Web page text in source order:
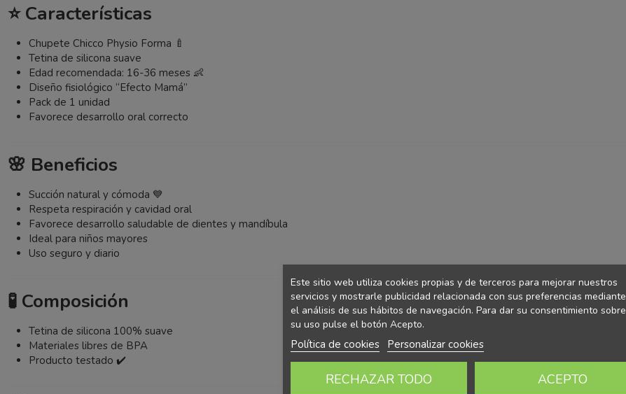
⭐ Características
Chupete Chicco Physio Forma 🍼
Tetina de silicona suave
Edad recomendada: 16-36 meses 👶
Diseño fisiológico “Efecto Mamá”
Pack de 1 unidad
Favorece desarrollo oral correcto
🌸 Beneficios
Succión natural y cómoda 💙
Respeta respiración y cavidad oral
Favorece desarrollo saludable de dientes y mandíbula
Ideal para niños mayores
Uso seguro y diario
🧪 Composición
Tetina de silicona 100% suave
Materiales libres de BPA
Producto testado ✔️
Este sitio web utiliza cookies propias y de terceros para mejorar nuestros
servicios y mostrarle publicidad relacionada con sus preferencias mediante
el análisis de sus hábitos de navegación. Para dar su consentimiento sobre
su uso pulse el botón Acepto.
Política de cookies Personalizar cookies
RECHAZAR TODO ACEPTO